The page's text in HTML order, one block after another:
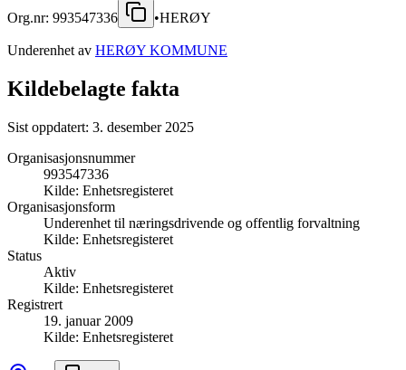
Org.nr: 993547336 •HERØY
Underenhet av HERØY KOMMUNE
Kildebelagte fakta
Sist oppdatert: 3. desember 2025
Organisasjonsnummer
993547336
Kilde: Enhetsregisteret
Organisasjonsform
Underenhet til næringsdrivende og offentlig forvaltning
Kilde: Enhetsregisteret
Status
Aktiv
Kilde: Enhetsregisteret
Registrert
19. januar 2009
Kilde: Enhetsregisteret